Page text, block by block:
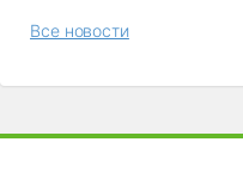
Все новости